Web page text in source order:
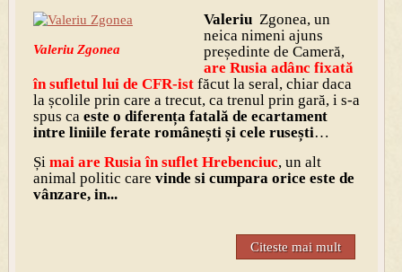
Valeriu Zgonea
Valeriu Zgonea, un
neica nimeni ajuns
președinte de Cameră,
are Rusia adânc fixată
în sufletul lui de CFR-istfăcut la seral, chiar daca
la școlile prin care a trecut, ca trenul prin gară, i s-a
spus ca este o diferența fatală de ecartament
intre liniile ferate românești și cele rusești…
Și mai are Rusia în suflet Hrebenciuc, un alt
animal politic care vinde si cumpara orice este de
vânzare, in...
Citeste mai mult